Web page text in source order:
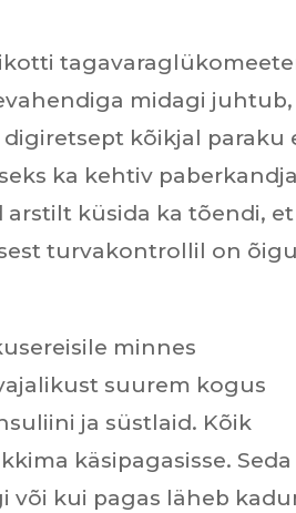
midagi juhtub,
kõikjal paraku
ka kehtiv
arstilt küsida ka tõendi, et
turvakontrollil on
minnes
suurem kogus
ja süstlaid. Kõik
käsipagasisse. Seda
või kui pagas läheb